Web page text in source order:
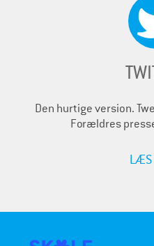
Den hurtige version.
Forældres
LÆS